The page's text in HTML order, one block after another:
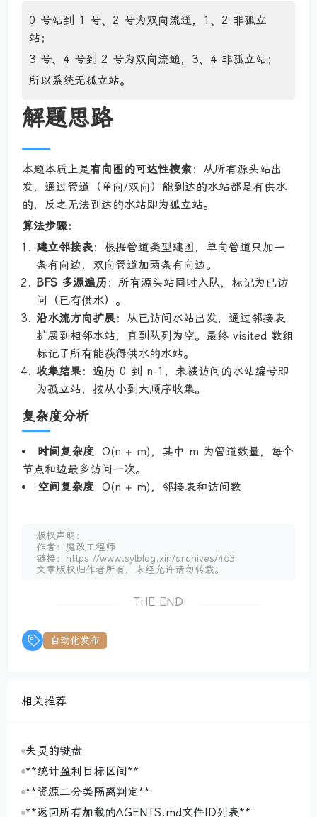
0 号站到 1 号、2 号为双向流通，1、2 非孤立
站；
3 号、4 号到 2 号为双向流通，3、4 非孤立站；
所以系统无孤立站。
解题思路
本题本质上是有向图的可达性搜索：从所有源头站出
发，通过管道（单向/双向）能到达的水站都是有供水
的，反之无法到达的水站即为孤立站。
算法步骤：
建立邻接表：根据管道类型建图，单向管道只加一
条有向边，双向管道加两条有向边。
BFS 多源遍历 ：所有源头站同时入队，标记为已访
问（已有供水）。
沿水流方向扩展：从已访问水站出发，通过邻接表
扩展到相邻水站，直到队列为空。最终 visited 数组
标记了所有能获得供水的水站。
收集结果：遍历 0 到 n-1，未被访问的水站编号即
为孤立站，按从小到大顺序收集。
复杂度分析
时间复杂度: O(n + m)，其中 m 为管道数量，每个
节点和边最多访问一次。
空间复杂度: O(n + m)，邻接表和访问数
版权声明：
作者：魔改工程师
链接：https://www.sylblog.xin/archives/463
文章版权归作者所有，未经允许请勿转载。
THE END
自动化发布
相关推荐
失灵的键盘
**统计盈利目标区间**
**资源二分类隔离判定**
**返回所有加载的AGENTS.md文件ID列表**